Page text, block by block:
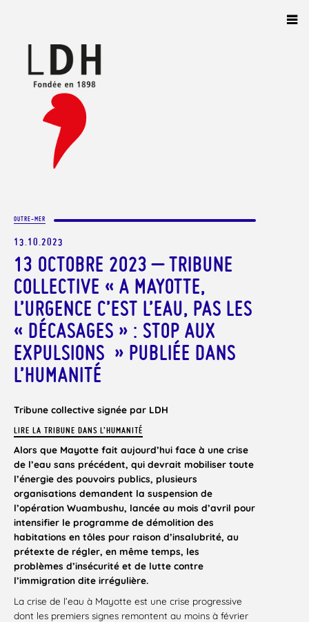
OUTRE-MER
13.10.2023
13 OCTOBRE 2023 – TRIBUNE
COLLECTIVE « A MAYOTTE,
L’URGENCE C’EST L’EAU, PAS LES
« DÉCASAGES » : STOP AUX
EXPULSIONS » PUBLIÉE DANS
L’HUMANITÉ
Tribune collective signée par LDH
LIRE LA TRIBUNE DANS L’HUMANITÉ
Alors que Mayotte fait aujourd’hui face à une crise
de l’eau sans précédent, qui devrait mobiliser toute
l’énergie des pouvoirs publics, plusieurs
organisations demandent la suspension de
l’opération Wuambushu, lancée au mois d’avril pour
intensifier le programme de démolition des
habitations en tôles pour raison d’insalubrité, au
prétexte de régler, en même temps, les
problèmes d’insécurité et de lutte contre
l’immigration dite irrégulière.
La crise de l’eau à Mayotte est une crise progressive
dont les premiers signes remontent au moins à février